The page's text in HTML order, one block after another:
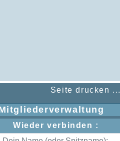
Seite drucken ...
Wieder verbinden :